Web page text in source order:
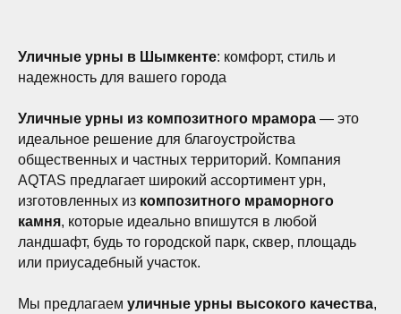
Уличные урны в Шымкенте: комфорт, стиль и
надежность для вашего города
Уличные урны из композитного мрамора — это
идеальное решение для благоустройства
общественных и частных территорий. Компания
AQTAS предлагает широкий ассортимент урн,
изготовленных из композитного мраморного
камня, которые идеально впишутся в любой
ландшафт, будь то городской парк, сквер, площадь
или приусадебный участок.
Мы предлагаем уличные урны высокого качества,